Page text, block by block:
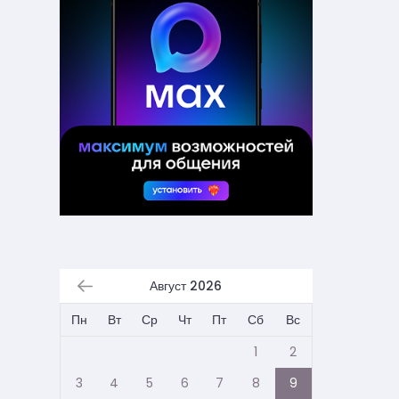
Август 2026
Пн
Вт Ср Чт Пт Сб
Вс
1
2
3
4 5 6 7 8 9